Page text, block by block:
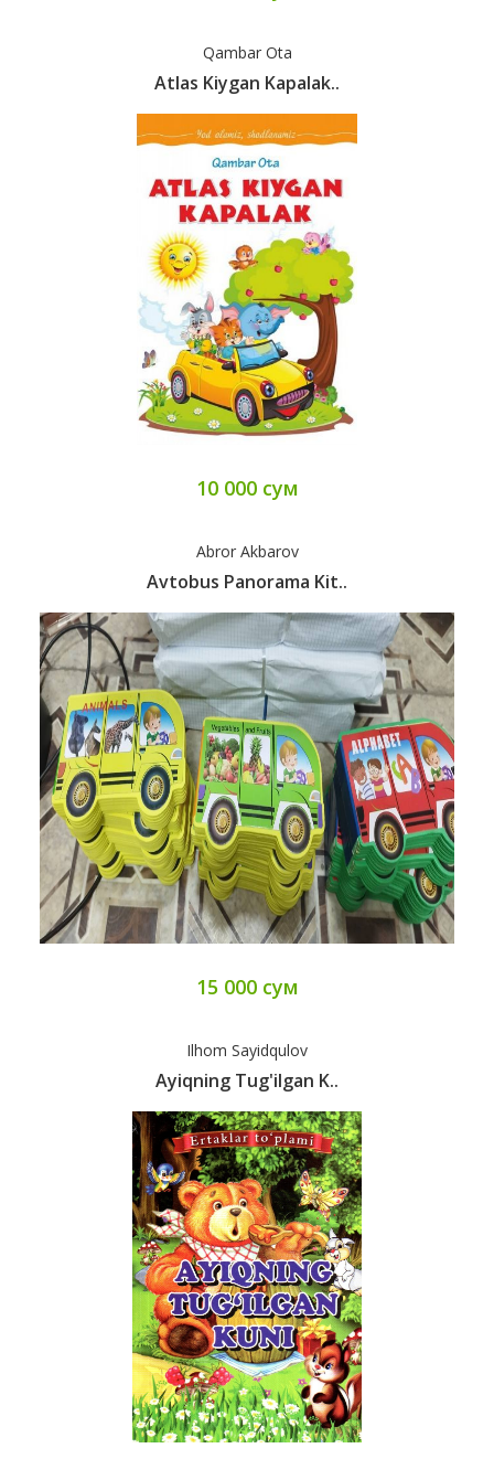
Qambar Ota
Atlas Kiygan Kapalak..
10 000 сум
Abror Akbarov
Avtobus Panorama Kit..
15 000 сум
Ilhom Sayidqulov
Ayiqning Tug'ilgan K..